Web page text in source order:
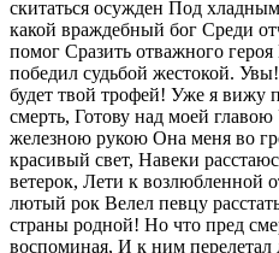
скитаться осужден Под
какой враждебный бог Среди
помог Сразить отважного
победил судьбой жестокой.
будет твой трофей! Уже я
смерть, Готову над моей
железною рукою Она меня во
красивый свет, Навеки
ветерок, Лети к возлюбленной
лютый рок Велел певцу
страны родной! Но что пред
воспоминая, И к ним